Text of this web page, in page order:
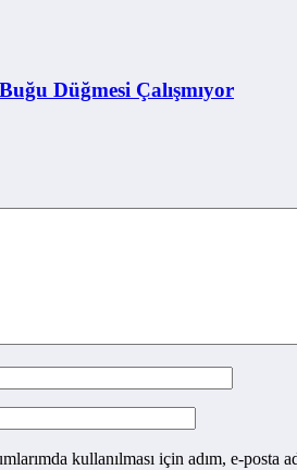
Düğmesi Çalışmıyor
kullanılması için adım, e-posta